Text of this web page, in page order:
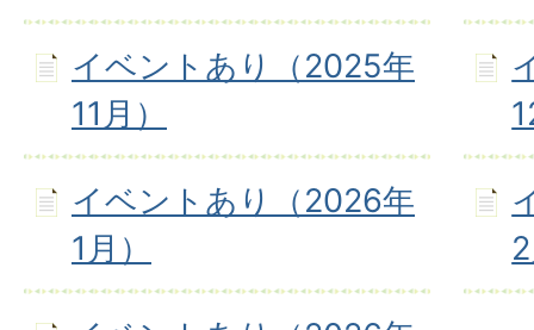
イベントあり（2025年
11月）
イベントあり（2026年
1月）